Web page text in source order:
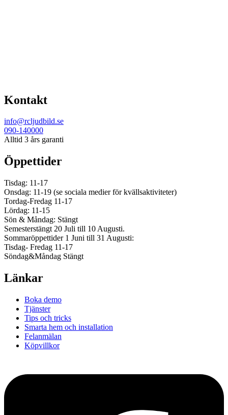
Kontakt
info@rcljudbild.se
090-140000
Alltid 3 års garanti
Öppettider
Tisdag: 11-17
Onsdag: 11-19 (se sociala medier för kvällsaktiviteter)
Tordag-Fredag 11-17
Lördag: 11-15
Sön & Måndag: Stängt
Semesterstängt 20 Juli till 10 Augusti.
Sommaröppettider 1 Juni till 31 Augusti:
Tisdag- Fredag 11-17
Söndag&Måndag Stängt
Länkar
Boka demo
Tjänster
Tips och tricks
Smarta hem och installation
Felanmälan
Köpvillkor